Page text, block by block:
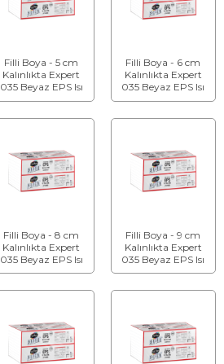
Filli Boya - 5 cm
Kalınlıkta Expert
035 Beyaz EPS Isı
Yalıtım Levhası
Filli Boya - 6 cm
Kalınlıkta Expert
035 Beyaz EPS Isı
Yalıtım Levhası
Filli Boya - 8 cm
Kalınlıkta Expert
035 Beyaz EPS Isı
Yalıtım Levhası
Filli Boya - 9 cm
Kalınlıkta Expert
035 Beyaz EPS Isı
Yalıtım Levhası